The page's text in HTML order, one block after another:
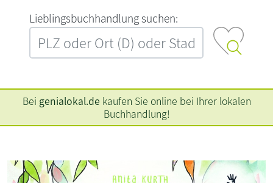
L‍i‍e‍b‍l‍i‍n‍g‍s‍b‍u‍c‍h‍h‍a‍n‍d‍l‍u‍n‍g‍ ‍s‍u‍c‍h‍e‍n‍:‍
Bei genialokal.de kaufen Sie online bei Ihrer lokalen
Buchhandlung!